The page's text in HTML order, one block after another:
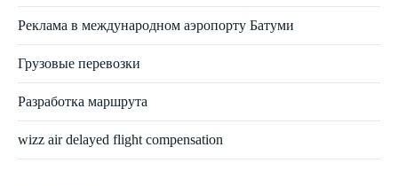
Реклама в международном аэропорту Батуми
Грузовые перевозки
Разработка маршрута
wizz air delayed flight compensation